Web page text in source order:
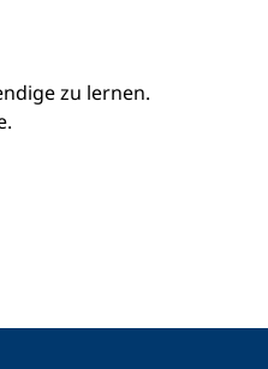
zu lernen.